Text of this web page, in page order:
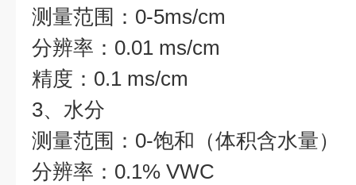
测量范围：0-5ms/cm
分辨率：0.01 ms/cm
精度：0.1 ms/cm
3、水分
测量范围：0-饱和（体积含水量）
分辨率：0.1% VWC